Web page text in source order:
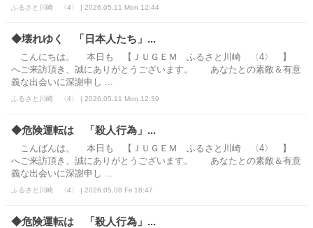
ふるさと川崎 〈4〉 | 2026.05.11 Mon 12:44
◆壊れゆく 「日本人たち」...
こんにちは。 本日も 【ＪＵＧＥＭ ふるさと川崎 〈4〉 】
へご来訪頂き、誠にありがとうございます。 あなたとの素敵＆有意
義な出会いに深謝申し ...
ふるさと川崎 〈4〉 | 2026.05.11 Mon 12:39
◆危険運転は 「殺人行為」...
こんばんは。 本日も 【ＪＵＧＥＭ ふるさと川崎 〈4〉 】
へご来訪頂き、誠にありがとうございます。 あなたとの素敵＆有意
義な出会いに深謝申し ...
ふるさと川崎 〈4〉 | 2026.05.08 Fri 18:47
◆危険運転は 「殺人行為」...